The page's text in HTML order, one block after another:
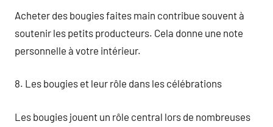
Acheter des bougies faites main contribue souvent à
soutenir les petits producteurs. Cela donne une note
personnelle à votre intérieur.
8. Les bougies et leur rôle dans les célébrations
Les bougies jouent un rôle central lors de nombreuses